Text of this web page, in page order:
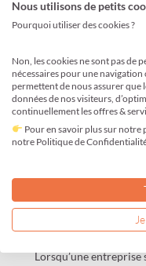
Choix du
la création
Oct 28, 2016
Constitution
Lorsqu’une entreprise
Nous utilisons de petits
Pourquoi utiliser des cookies ?
Non, les cookies ne sont pas de
nécessaires pour une
permettent de nous assurer
données de nos visiteurs,
continuellement les offres &
Pour en savoir plus sur notre
notre Politique de